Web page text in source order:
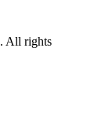
. All rights